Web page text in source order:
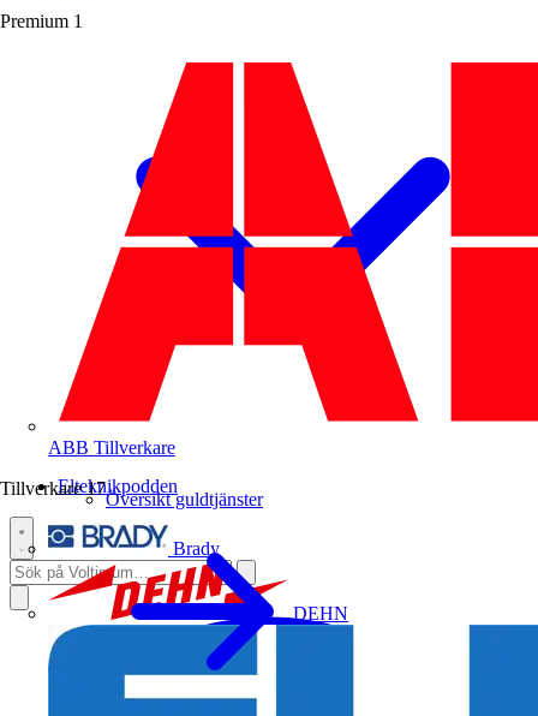
Premium 1
ABB Tillverkare
Tillverkare 17
Brady
DEHN
Översikt guldtjänster
Elteknikpodden